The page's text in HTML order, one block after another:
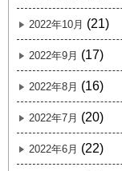
2022年10月 (21)
2022年9月 (17)
2022年8月 (16)
2022年7月 (20)
2022年6月 (22)